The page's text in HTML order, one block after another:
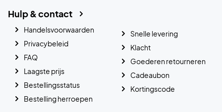
Hulp & contact
Handelsvoorwaarden
Privacybeleid
FAQ
Laagste prijs
Bestellingsstatus
Bestelling herroepen
Snelle levering
Klacht
Goederen retourneren
Cadeaubon
Kortingscode